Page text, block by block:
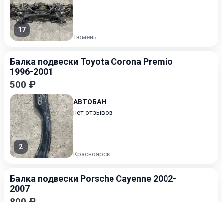
17
Тюмень
Балка подвески Toyota Corona Premio
1996-2001
500 ₽
2
АВТОБАН
нет отзывов
Красноярск
Балка подвески Porsche Cayenne 2002-
2007